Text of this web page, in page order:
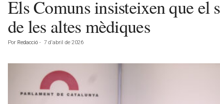
Els Comuns insisteixen que el
de les altes mèdiques
Por Redacció - 7 d'abril de 2026